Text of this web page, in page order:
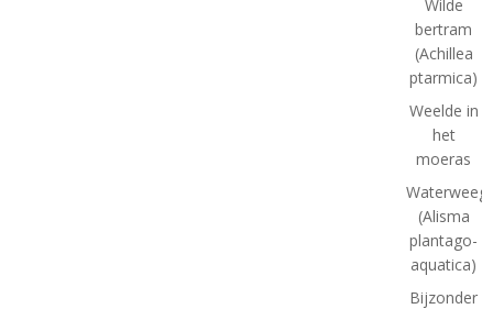
Wilde
bertram
(Achillea
ptarmica)
Weelde in
het
moeras
(Alisma
plantago-
aquatica)
Bijzonder